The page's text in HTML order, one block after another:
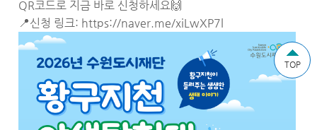
QR코드로 지금 바로 신청하세요🙌
📍신청 링크: https://naver.me/xiLwXP7l
TOP